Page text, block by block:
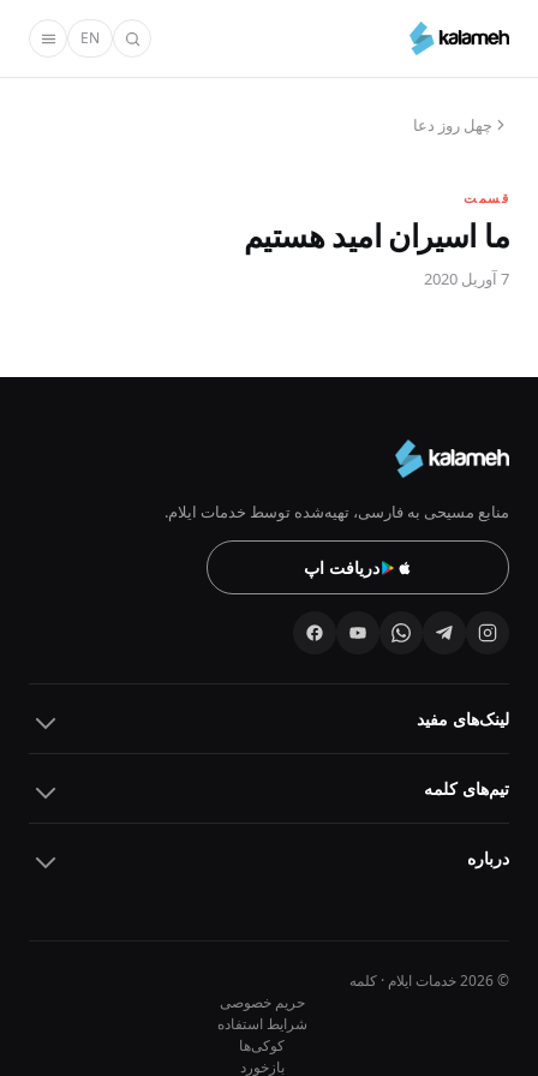
محتوای
EN
چهل روز دعا
قسمت
ما اسیران امید هستیم
7 آوریل 2020
منابع مسیحی به فارسی، تهیه‌شده توسط خدمات ایلام.
دریافت اپ
لینک‌های مفید
تیم‌های کلمه
درباره
© 2026 خدمات ایلام · کلمه
حریم خصوصی
شرایط استفاده
کوکی‌ها
بازخورد
10